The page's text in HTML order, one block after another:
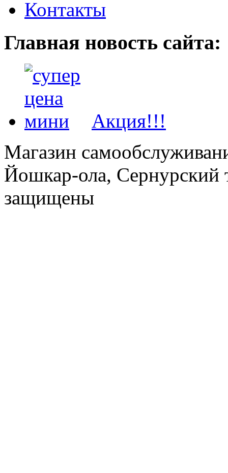
Контакты
Главная новость сайта:
Акция!!!
Магазин
Йошкар-ола, Сернурский
защищены